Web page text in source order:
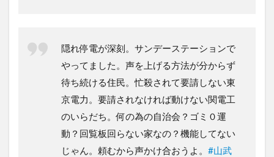
隠れ停電が深刻。サンデーステーションで
やってました。声を上げる方法が分からず
待ち続ける住民。忙殺されて要請しない東
京電力。要請されなければ動けない関電工
のいらだち。何の為の自治会？ゴミ０運
動？回覧板回らない家なの？機能してない
じゃん。頼むから声かけ合おうよ。 #山武